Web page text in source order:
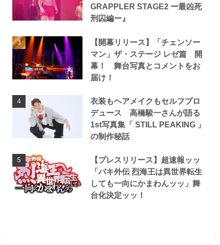
GRAPPLER STAGE2 ー最凶死
刑囚編ー』
【開幕リリース】「チェンソー
マン」ザ・ステージ レゼ篇 開
幕！ 舞台写真とコメントをお
届け！
衣装もヘアメイクもセルフプロ
デュース 高橋駿一さんが語る
1st写真集「 STILL PEAKING 」
の制作秘話
【プレスリリース】超速報ッッ
「バキ外伝 烈海王は異世界転生
しても一向にかまわんッッ」舞
台化決定ッッ！